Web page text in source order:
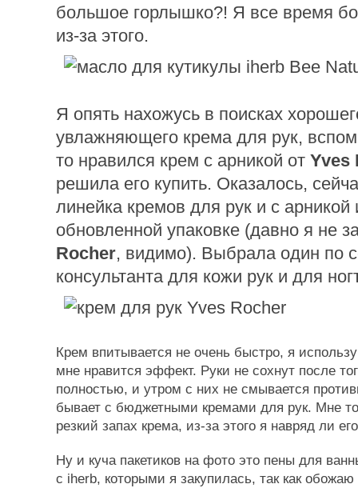
большое горлышко?! Я все время
из-за этого.
Я опять нахожусь в поисках
увлажняющего крема для рук,
то нравился крем с арникой от Yves
решила его купить. Оказалось,
линейка кремов для рук и с арникой
обновленной упаковке (давно я не
Rocher, видимо). Выбрала один по
консультанта для кожи рук и для
Крем впитывается не очень быстро, я
мне нравится эффект. Руки не сохнут после
полностью, и утром с них не смывается
бывает с бюджетными кремами для рук. Мне
резкий запах крема, из-за этого я навряд ли
Ну и куча пакетиков на фото это пены для
с iherb, которыми я закупилась, так как